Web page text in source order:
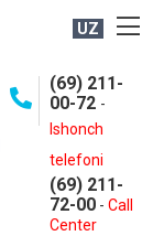
UZ
(69) 211-
00-72 -
Ishonch
telefoni
(69) 211-
72-00 - Call
Center